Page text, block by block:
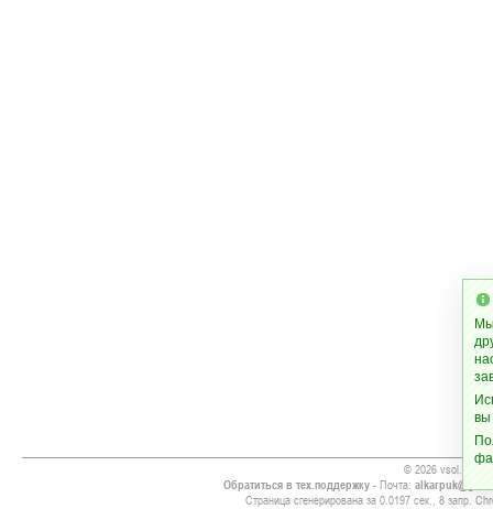
© 2026 vsol.org
Обратиться в тех.поддержку- Почта:
Страница сгенерирована за 0.0197 сек., 8 запр.
вы